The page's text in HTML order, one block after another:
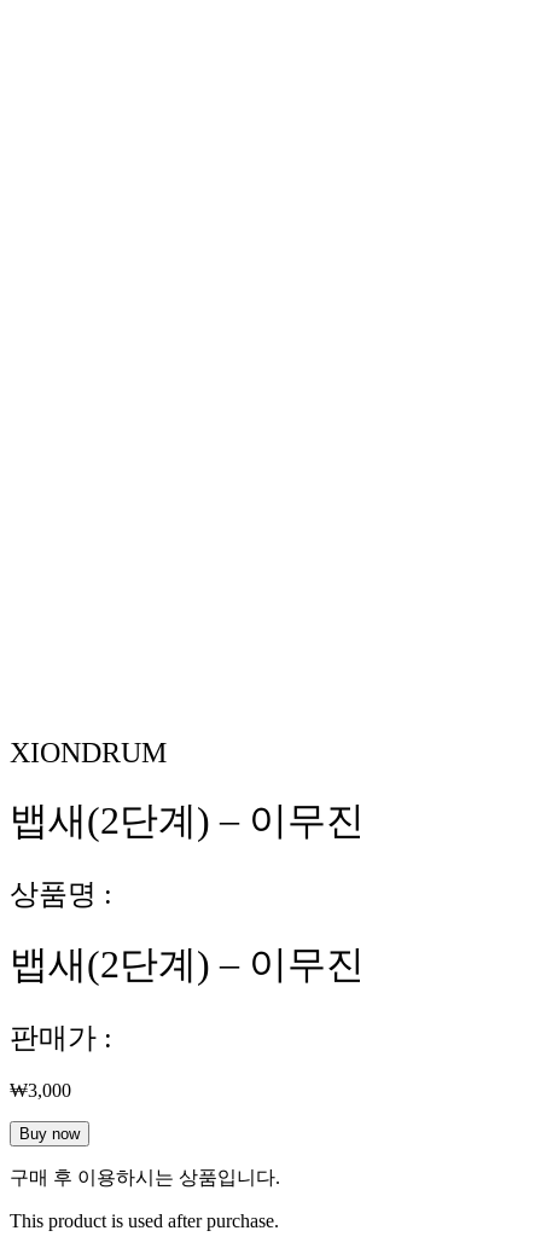
XIONDRUM
뱁새(2단계) – 이무진
상품명 :
뱁새(2단계) – 이무진
판매가 :
₩3,000
뱁
(2
계)
Buy now
구매 후 이용하시는 상품입니다.
This product is used after purchase.